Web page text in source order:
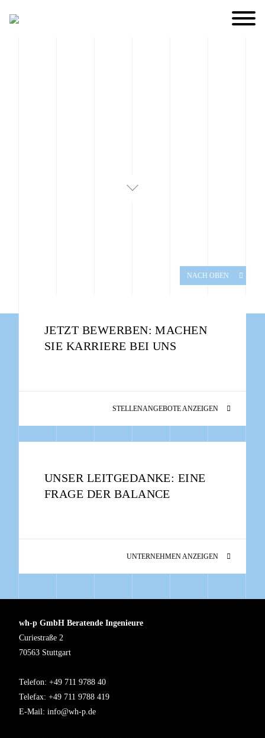
NACH OBEN
JETZT BEWERBEN: MACHEN
SIE KARRIERE BEI UNS
STELLENANGEBOTE ANZEIGEN
UNSER LEITGEDANKE: EINE
FRAGE DER BALANCE
UNTERNEHMEN ANZEIGEN
wh-p GmbH Beratende Ingenieure
Curiestraße 2
70563 Stuttgart
Telefon: +49 711 9788 40
Telefax: +49 711 9788 419
E-Mail: info@wh-p.de